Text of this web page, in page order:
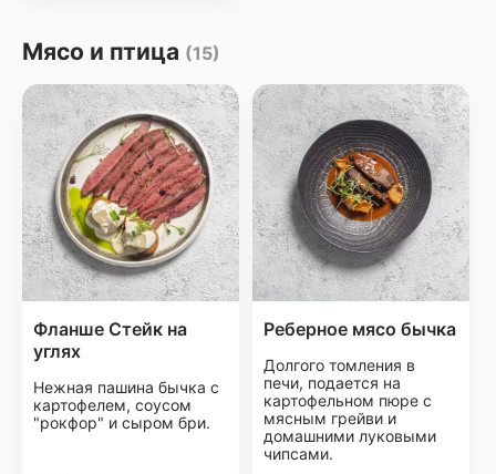
Мясо и птица (15)
Фланше Стейк на
углях
Нежная пашина бычка с
картофелем, соусом
"рокфор" и сыром бри.
Реберное мясо бычка
Долгого томления в
печи, подается на
картофельном пюре с
мясным грейви и
домашними луковыми
чипсами.